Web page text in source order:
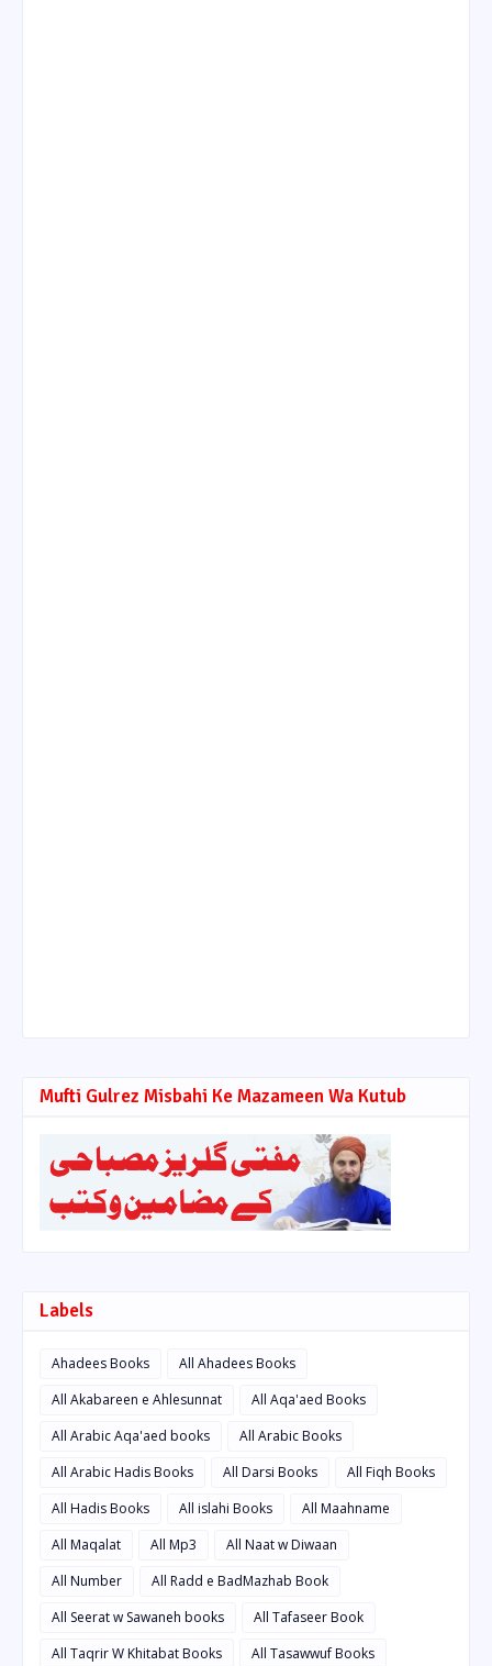
Mufti Gulrez Misbahi Ke Mazameen Wa Kutub
Labels
Ahadees Books
All Ahadees Books
All Akabareen e Ahlesunnat
All Aqa'aed Books
All Arabic Aqa'aed books
All Arabic Books
All Arabic Hadis Books
All Darsi Books
All Fiqh Books
All Hadis Books
All islahi Books
All Maahname
All Maqalat
All Mp3
All Naat w Diwaan
All Number
All Radd e BadMazhab Book
All Seerat w Sawaneh books
All Tafaseer Book
All Taqrir W Khitabat Books
All Tasawwuf Books